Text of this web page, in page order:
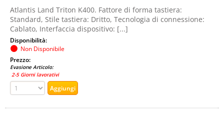
Atlantis Land Triton K400. Fattore di forma tastiera:
Standard, Stile tastiera: Dritto, Tecnologia di connessione:
Cablato, Interfaccia dispositivo: [...]
Disponibilità:
Non Disponibile
Prezzo:
Evasione Articolo:
2-5 Giorni lavorativi